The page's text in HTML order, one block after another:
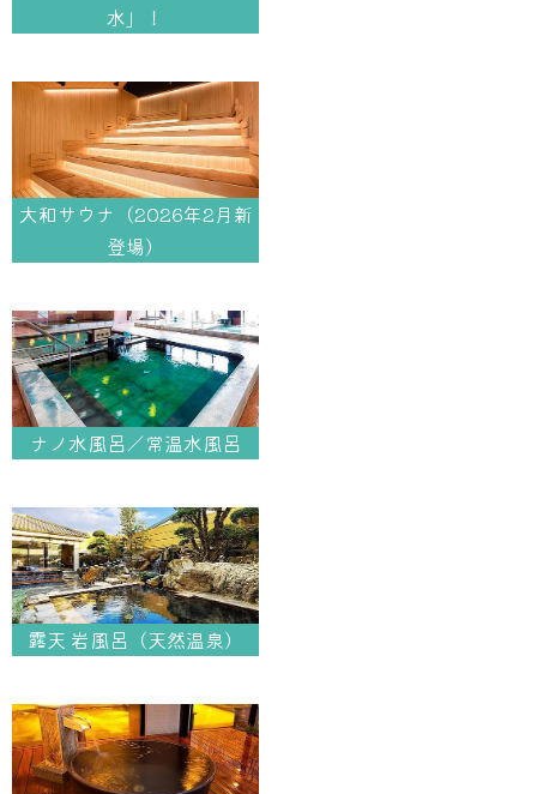
水」！
大和サウナ（2026年2月新
登場）
ナノ水風呂／常温水風呂
露天 岩風呂（天然温泉）